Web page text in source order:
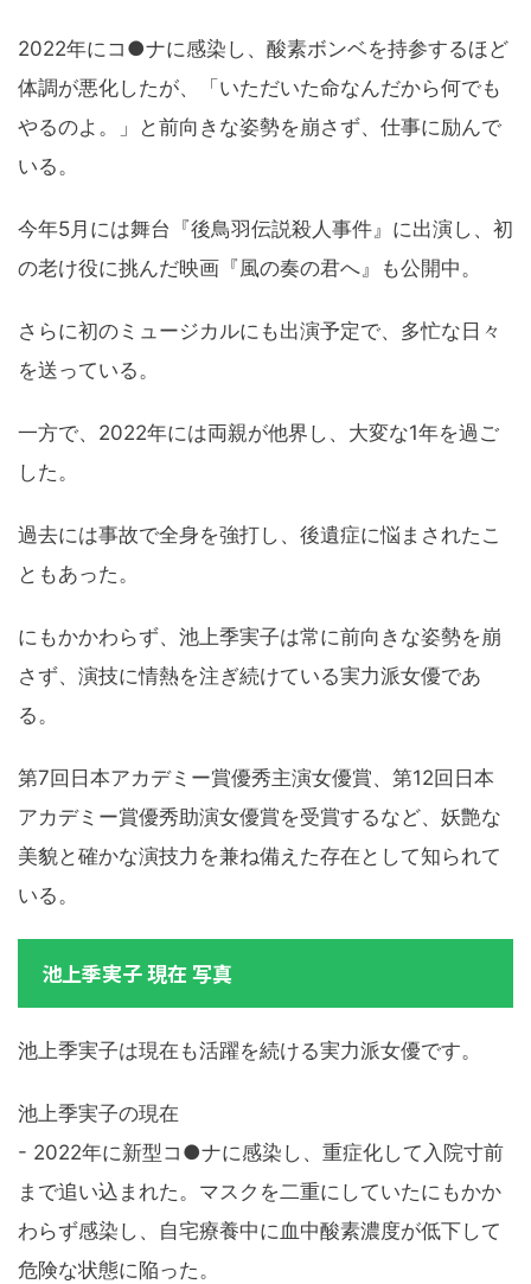
2022年にコ●ナに感染し、酸素ボンベを持参するほど
体調が悪化したが、「いただいた命なんだから何でも
やるのよ。」と前向きな姿勢を崩さず、仕事に励んで
いる。
今年5月には舞台『後鳥羽伝説殺人事件』に出演し、初
の老け役に挑んだ映画『風の奏の君へ』も公開中。
さらに初のミュージカルにも出演予定で、多忙な日々
を送っている。
一方で、2022年には両親が他界し、大変な1年を過ご
した。
過去には事故で全身を強打し、後遺症に悩まされたこ
ともあった。
にもかかわらず、池上季実子は常に前向きな姿勢を崩
さず、演技に情熱を注ぎ続けている実力派女優であ
る。
第7回日本アカデミー賞優秀主演女優賞、第12回日本
アカデミー賞優秀助演女優賞を受賞するなど、妖艶な
美貌と確かな演技力を兼ね備えた存在として知られて
いる。
池上季実子 現在 写真
池上季実子は現在も活躍を続ける実力派女優です。
池上季実子の現在
- 2022年に新型コ●ナに感染し、重症化して入院寸前
まで追い込まれた。マスクを二重にしていたにもかか
わらず感染し、自宅療養中に血中酸素濃度が低下して
危険な状態に陥った。